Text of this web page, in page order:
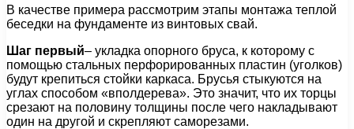
В качестве примера рассмотрим этапы монтажа теплой
беседки на фундаменте из винтовых свай.
Шаг первый– укладка опорного бруса, к которому с
помощью стальных перфорированных пластин (уголков)
будут крепиться стойки каркаса. Брусья стыкуются на
углах способом «вполдерева». Это значит, что их торцы
срезают на половину толщины после чего накладывают
один на другой и скрепляют саморезами.